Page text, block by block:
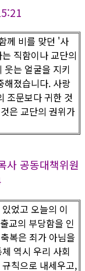
께 비를 맞던 '사
직함이나 교단의
웃는 얼굴을 지키
해졌습니다. 사랑
조문보다 귀한 것
은 교단의 권위가
사 공동대책위원
었고 오늘의 이
교의 부당함을 인
복은 죄가 아님을
역시 우리 사회
칙으로 내세우고,